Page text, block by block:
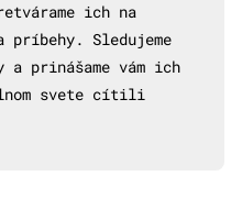
ich na
príbehy. Sledujeme
prinášame vám ich
svete cítili